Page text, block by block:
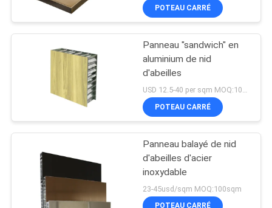
POTEAU CARRÉ
Panneau "sandwich" en
aluminium de nid
d'abeilles
POTEAU CARRÉ
Panneau balayé de nid
d'abeilles d'acier
inoxydable
23-45usd/sqm MOQ:100sqm
POTEAU CARRÉ